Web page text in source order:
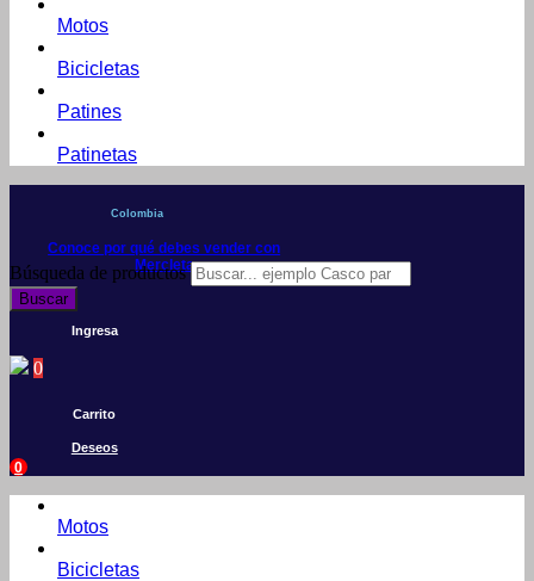
Motos
Bicicletas
Patines
Patinetas
Colombia
Conoce por qué debes vender con
Mercleta
Búsqueda de productos
Buscar
Ingresa
0
Carrito
Deseos
0
Motos
Bicicletas